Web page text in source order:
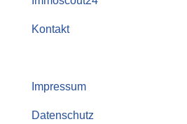
Kontakt
Impressum
Datenschutz